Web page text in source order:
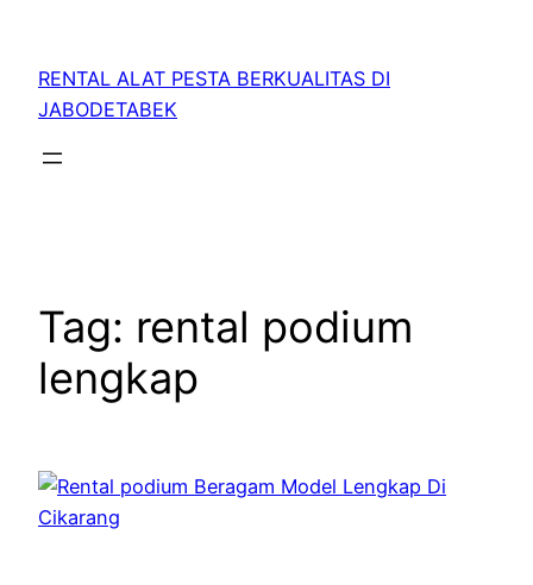
RENTAL ALAT PESTA BERKUALITAS DI
JABODETABEK
Tag: rental podium
lengkap